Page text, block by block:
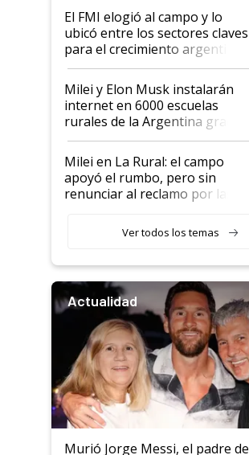
El FMI elogió al campo y lo
ubicó entre los sectores claves
para el crecimiento argentino
Milei y Elon Musk instalarán
internet en 6000 escuelas
rurales de la Argentina gracias
a un acuerdo con Starlink
Milei en La Rural: el campo
apoyó el rumbo, pero sin
renunciar al reclamo por las
Ver todos los temas
Actualidad
Murió Jorge Messi, el padre de